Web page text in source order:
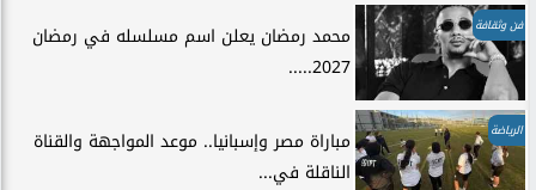
فن وثقافة
محمد رمضان يعلن اسم مسلسله في رمضان
2027.....
الرياضة
مباراة مصر وإسبانيا.. موعد المواجهة والقناة
الناقلة في...